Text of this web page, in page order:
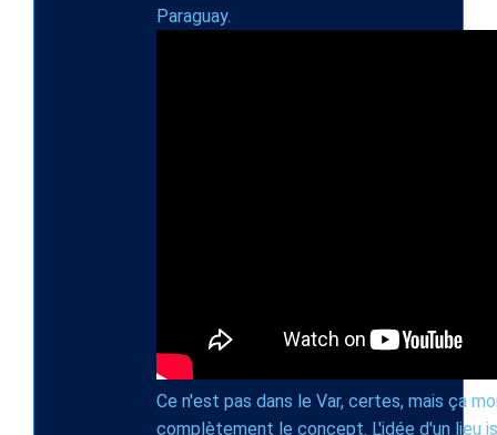
Paraguay.
Ce n'est pas dans le Var, certes, mais ça
complètement le concept. L'idée d'un lieu